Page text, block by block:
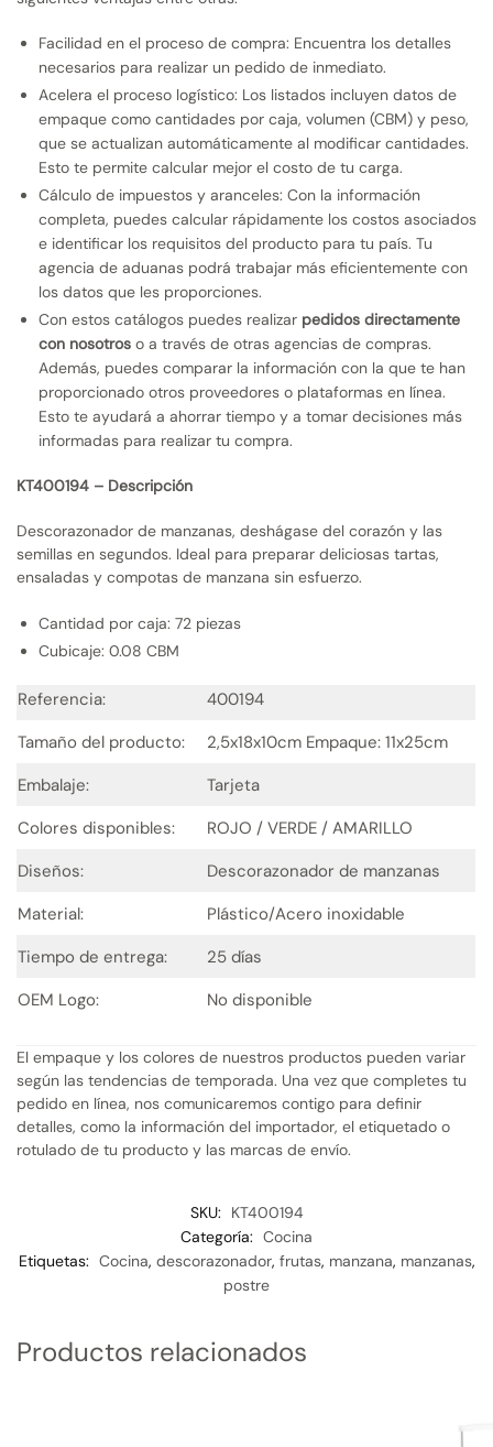
Facilidad en el proceso de compra: Encuentra los detalles
necesarios para realizar un pedido de inmediato.
Acelera el proceso logístico: Los listados incluyen datos de
empaque como cantidades por caja, volumen (CBM) y peso,
que se actualizan automáticamente al modificar cantidades.
Esto te permite calcular mejor el costo de tu carga.
Cálculo de impuestos y aranceles: Con la información
completa, puedes calcular rápidamente los costos asociados
e identificar los requisitos del producto para tu país. Tu
agencia de aduanas podrá trabajar más eficientemente con
los datos que les proporciones.
Con estos catálogos puedes realizar pedidos directamente
con nosotros o a través de otras agencias de compras.
Además, puedes comparar la información con la que te han
proporcionado otros proveedores o plataformas en línea.
Esto te ayudará a ahorrar tiempo y a tomar decisiones más
informadas para realizar tu compra.
KT400194 – Descripción
Descorazonador de manzanas, deshágase del corazón y las
semillas en segundos. Ideal para preparar deliciosas tartas,
ensaladas y compotas de manzana sin esfuerzo.
Cantidad por caja: 72 piezas
Cubicaje: 0.08 CBM
Referencia:
400194
Tamaño del producto:
2,5x18x10cm Empaque: 11x25cm
Embalaje:
Tarjeta
Colores disponibles:
ROJO / VERDE / AMARILLO
Diseños:
Descorazonador de manzanas
Material:
Plástico/Acero inoxidable
Tiempo de entrega:
25 días
OEM Logo:
No disponible
El empaque y los colores de nuestros productos pueden variar
según las tendencias de temporada. Una vez que completes tu
pedido en línea, nos comunicaremos contigo para definir
detalles, como la información del importador, el etiquetado o
rotulado de tu producto y las marcas de envío.
SKU:
KT400194
Categoría: Cocina
Etiquetas: Cocina, descorazonador, frutas, manzana, manzanas,
postre
Productos relacionados